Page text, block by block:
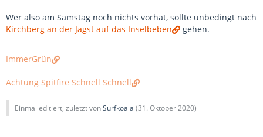
Wer also am Samstag noch nichts vorhat, sollte unbedingt nach
Kirchberg an der Jagst auf das Inselbeben
gehen.
ImmerGrün
Achtung Spitfire Schnell Schnell
Einmal editiert, zuletzt vonSurfkoala (31. Oktober 2020)